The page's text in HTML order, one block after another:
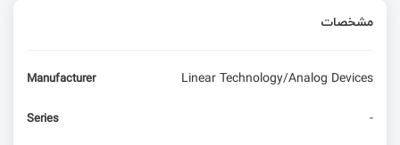
مشخصات
Manufacturer Linear Technology/Analog Devices
Series -